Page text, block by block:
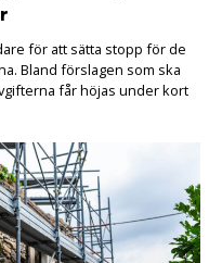
för att sätta stopp för de
Bland förslagen som ska
får höjas under kort